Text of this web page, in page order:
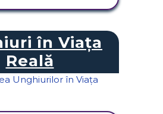
în Viața
Reală